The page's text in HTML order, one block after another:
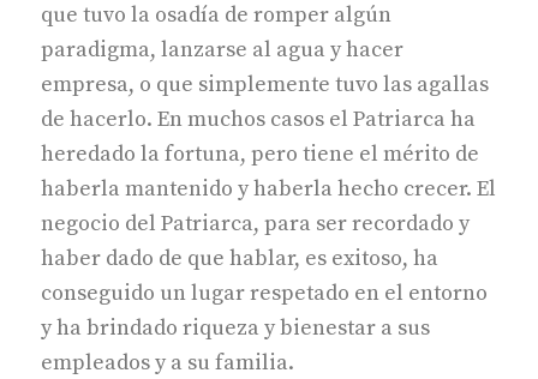
que tuvo la osadía de romper algún
paradigma, lanzarse al agua y hacer
empresa, o que simplemente tuvo las agallas
de hacerlo. En muchos casos el Patriarca ha
heredado la fortuna, pero tiene el mérito de
haberla mantenido y haberla hecho crecer. El
negocio del Patriarca, para ser recordado y
haber dado de que hablar, es exitoso, ha
conseguido un lugar respetado en el entorno
y ha brindado riqueza y bienestar a sus
empleados y a su familia.